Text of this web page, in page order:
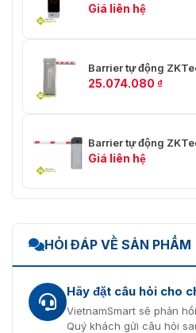
Giá liên hệ
Barrier tự động
25.074.080 ₫
Barrier tự động
Giá liên hệ
HỎI ĐÁP VỀ SẢN PHẨM
Hãy đặt câu hỏi cho
VietnamSmart sẽ phản
Quý khách gửi câu hỏi